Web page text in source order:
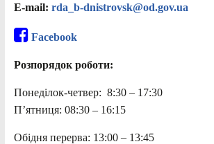
E-mail: rda_b-dnistrovsk@od.gov.ua
Facebook
Розпорядок роботи:
Понеділок-четвер: 8:30 – 17:30
П’ятниця: 08:30 – 16:15
Обідня перерва: 13:00 – 13:45